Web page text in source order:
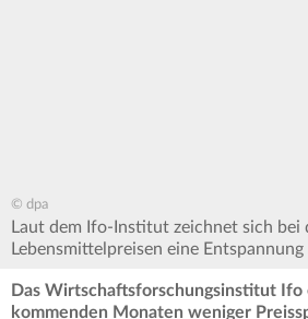
© dpa
Laut dem Ifo-Institut zeichnet sich bei
Lebensmittelpreisen eine
Das Wirtschaftsforschungsinstitut
kommenden Monaten weniger